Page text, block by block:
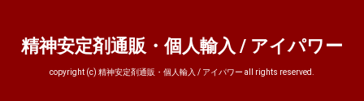
精神安定剤通販・個人輸入 / アイパワー
copyright (c) 精神安定剤通販・個人輸入 / アイパワー all rights reserved.